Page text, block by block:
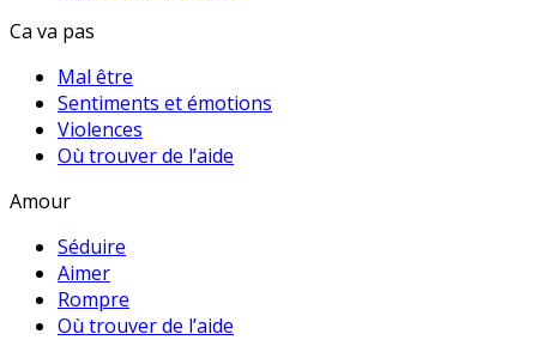
Ca va pas
Mal être
Sentiments et émotions
Violences
Où trouver de l’aide
Amour
Séduire
Aimer
Rompre
Où trouver de l’aide